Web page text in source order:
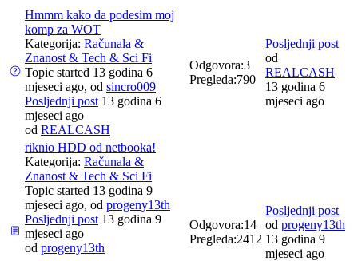
Hmmm kako da podesim moj
komp za WOT
Kategorija: Računala &
Znanost & Tech & Sci Fi
Topic started 13 godina 6
mjeseci ago, od sincro009
Posljednji post 13 godina 6
mjeseci ago
od REALCASH
Odgovora:3
Pregleda:790
Posljednji post
od
REALCASH
13 godina 6
mjeseci ago
riknio HDD od netbooka!
Kategorija: Računala &
Znanost & Tech & Sci Fi
Topic started 13 godina 9
mjeseci ago, od progeny13th
Posljednji post 13 godina 9
mjeseci ago
od progeny13th
Odgovora:14
Pregleda:2412
Posljednji post
od progeny13th
13 godina 9
mjeseci ago